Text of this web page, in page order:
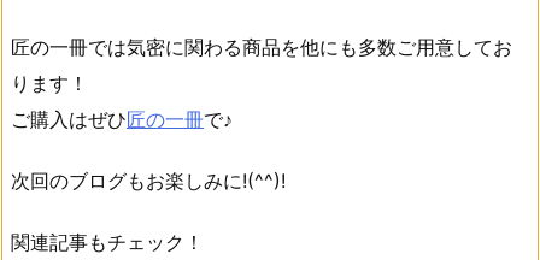
匠の一冊では気密に関わる商品を他にも多数ご用意してお
ります！
ご購入はぜひ匠の一冊で♪
次回のブログもお楽しみに!(^^)!
関連記事もチェック！